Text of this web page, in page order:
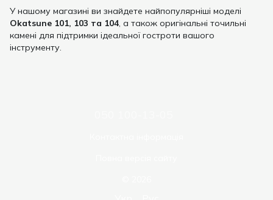
У нашому магазині ви знайдете найпопулярніші моделі
Okatsune 101, 103 та 104, а також оригінальні точильні
камені для підтримки ідеальної гостроти вашого
інструменту.